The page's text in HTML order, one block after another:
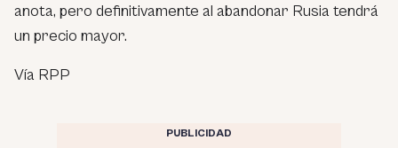
anota, pero definitivamente al abandonar Rusia tendrá
un precio mayor.
Vía RPP
PUBLICIDAD